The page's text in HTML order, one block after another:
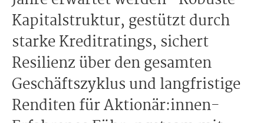
Kapitalstruktur, gestützt durch
starke Kreditratings, sichert
Resilienz über den gesamten
Geschäftszyklus und langfristige
Renditen für Aktionär:innen-